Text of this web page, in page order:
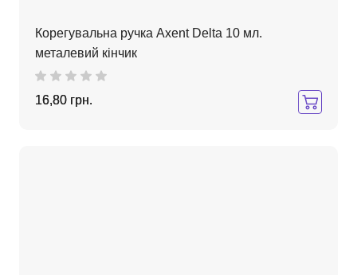
Корегувальна ручка Axent Delta 10 мл.
металевий кінчик
16,80 грн.